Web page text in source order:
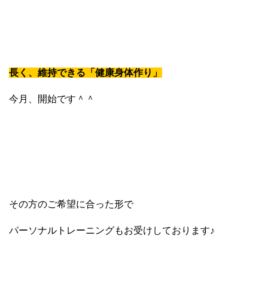
長く、維持できる「健康身体作り」
今月、開始です＾＾
その方のご希望に合った形で
パーソナルトレーニングもお受けしております♪